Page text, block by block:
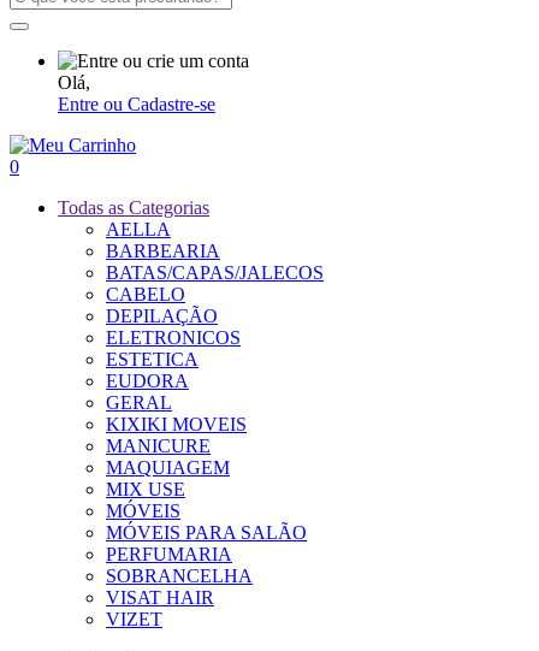
Olá,
Entre ou Cadastre-se
0
Todas as Categorias
AELLA
BARBEARIA
BATAS/CAPAS/JALECOS
CABELO
DEPILAÇÃO
ELETRONICOS
ESTETICA
EUDORA
GERAL
KIXIKI MOVEIS
MANICURE
MAQUIAGEM
MIX USE
MÓVEIS
MÓVEIS PARA SALÃO
PERFUMARIA
SOBRANCELHA
VISAT HAIR
VIZET